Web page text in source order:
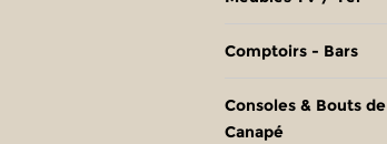
Comptoirs - Bars
Consoles & Bouts de
Canapé